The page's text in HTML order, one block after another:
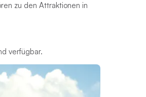
zu den Attraktionen in
verfügbar.